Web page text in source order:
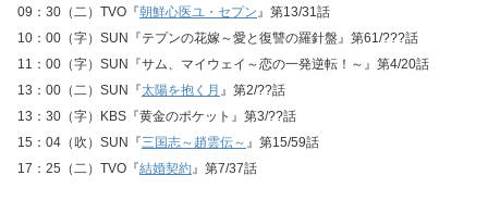
09：30（二）TVO『朝鮮心医ユ・セプン』第13/31話
10：00（字）SUN『テプンの花嫁～愛と復讐の羅針盤』第61/???話
11：00（字）SUN『サム、マイウェイ～恋の一発逆転！～』第4/20話
13：00（二）SUN『太陽を抱く月 』第2/??話
13：30（字）KBS『黄金のポケット』第3/??話
15：04（吹）SUN『三国志～趙雲伝～ 』第15/59話
17：25（二）TVO『結婚契約』第7/37話